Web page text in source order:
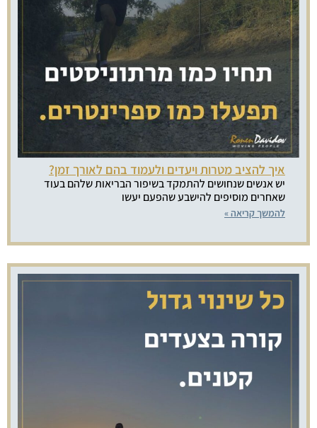
איך להציב מטרות ויעדים ולעמוד בהם לאורך זמן?
יש אנשים שנחושים להתמקד בשיפור הבריאות שלהם בעוד
שאחרים מוסיפים להישבע שהפעם יעשו
להמשך קריאה »